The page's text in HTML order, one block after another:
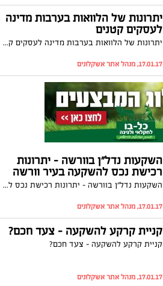
יתרונות של הלוואות בערבות מדינה
לעסקים קטנים
יתרונות של הלוואות בערבות מדינה לעסקים קטנים
17.01.17, מנהל אתר אשקלונים
השקעות נדל"ן בוורשה – יתרונות
רכישת נכס להשקעה בעיר וורשה
השקעות נדל"ן בוורשה – יתרונות רכישת נכס להשקעה בעיר וורשה
17.01.17, מנהל אתר אשקלונים
קניית קרקע להשקעה – צעד חכם?
קניית קרקע להשקעה – צעד חכם?
17.01.17, מנהל אתר אשקלונים